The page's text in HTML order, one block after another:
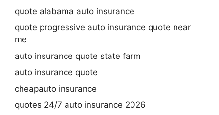
quote alabama auto insurance
quote progressive auto insurance quote near
me
auto insurance quote state farm
auto insurance quote
cheapauto insurance
quotes 24/7 auto insurance 2026